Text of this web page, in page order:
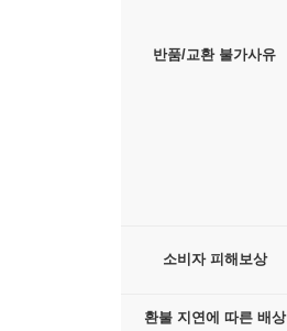
반품/교환 불가사유
소비자 피해보상
환불 지연에 따른 배상